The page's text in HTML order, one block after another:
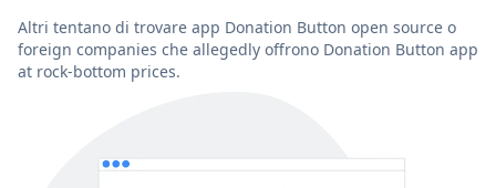
Altri tentano di trovare app Donation Button open source o
foreign companies che allegedly offrono Donation Button app
at rock-bottom prices.